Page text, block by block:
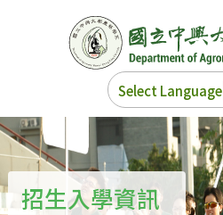
Select Language
招生入學資訊